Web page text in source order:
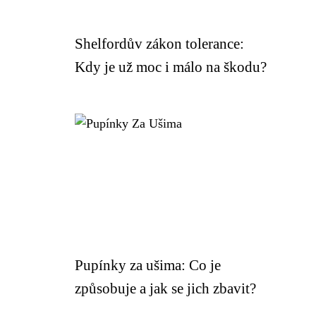
Shelfordův zákon tolerance:
Kdy je už moc i málo na škodu?
Pupínky za ušima: Co je
způsobuje a jak se jich zbavit?